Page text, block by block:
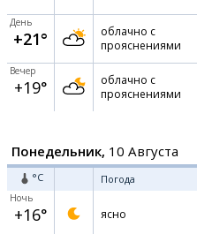
День
+21°
облачно с
прояснениями
Вечер
+19°
облачно с
прояснениями
Понедельник, 10 Августа
°C Погода
Ночь
+16° ясно